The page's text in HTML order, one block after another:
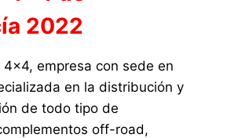
2022
empresa con sede en
en la distribución y
de todo tipo de
off-road,